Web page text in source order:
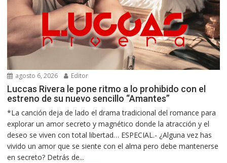
agosto 6, 2026 Editor
Luccas Rivera le pone ritmo a lo prohibido con el
estreno de su nuevo sencillo “Amantes”
*La canción deja de lado el drama tradicional del romance para
explorar un amor secreto y magnético donde la atracción y el
deseo se viven con total libertad… ESPECIAL.- ¿Alguna vez has
vivido un amor que se siente con el alma pero debe mantenerse
en secreto? Detrás de...